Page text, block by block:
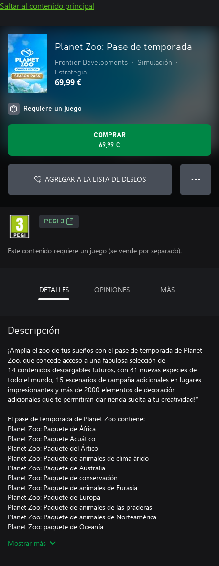
Saltar al contenido principal
Planet Zoo: Pase de temporada
Frontier Developments • Simulación
•
Estrategia
69,99 €
Requiere un juego
COMPRAR
69,99 €
AGREGAR A LA LISTA DE DESEOS ● ● ●
PEGI 3
Este contenido requiere un juego (se vende por separado).
DETALLES OPINIONES MÁS
Descripción
¡Amplía el zoo de tus sueños con el pase de temporada de Planet
Zoo, que concede acceso a una fabulosa selección de
14 contenidos descargables futuros, con 81 nuevas especies de
todo el mundo, 15 escenarios de campaña adicionales en lugares
impresionantes y más de 2000 elementos de decoración
adicionales que te permitirán dar rienda suelta a tu creatividad!*
El pase de temporada de Planet Zoo contiene:
Planet Zoo: Paquete de África
Planet Zoo: Paquete Acuático
Planet Zoo: Paquete del Ártico
Planet Zoo: Paquete de animales de clima árido
Planet Zoo: Paquete de Australia
Planet Zoo: Paquete de conservación
Planet Zoo: Paquete de animales de Eurasia
Planet Zoo: Paquete de Europa
Planet Zoo: Paquete de animales de las praderas
Planet Zoo: Paquete de animales de Norteamérica
Planet Zoo: paquete de Oceanía
Planet Zoo: Paquete tropical
Mostrar más